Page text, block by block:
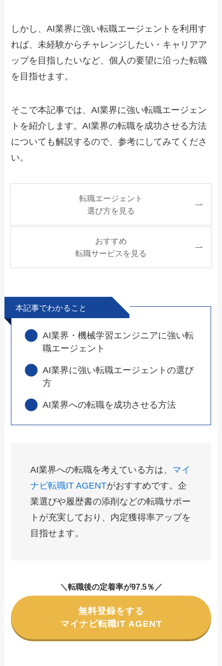
しかし、AI業界に強い転職エージェントを利用す
れば、未経験からチャレンジしたい・キャリアア
ップを目指したいなど、個人の要望に沿った転職
を目指せます。
そこで本記事では、AI業界に強い転職エージェン
トを紹介します。AI業界の転職を成功させる方法
についても解説するので、参考にしてみてくださ
い。
転職エージェント
選び方を見る
おすすめ
転職サービスを見る
本記事でわかること
AI業界・機械学習エンジニアに強い転
職エージェント
AI業界に強い転職エージェントの選び
方
AI業界への転職を成功させる方法
AI業界への転職を考えている方は、 マイ
ナビ転職IT AGENTがおすすめです。企
業選びや履歴書の添削などの転職サポー
トが充実しており、内定獲得率アップを
目指せます。
＼転職後の定着率が97.5％／
無料登録をする
マイナビ転職IT AGENT